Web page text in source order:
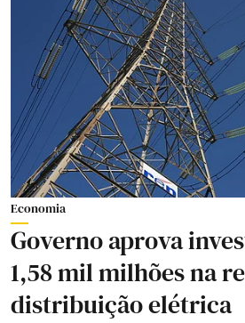
Economia
Governo aprova
1,58 mil milhões na
distribuição elétrica